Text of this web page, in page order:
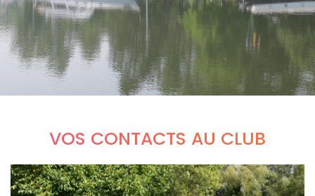
VOS CONTACTS AU CLUB